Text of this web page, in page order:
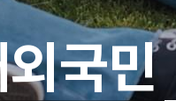
국민